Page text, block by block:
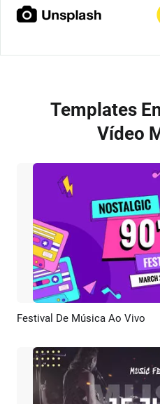
Templates
Vídeo
Pré-visualizar
Festival De Música Ao Vivo